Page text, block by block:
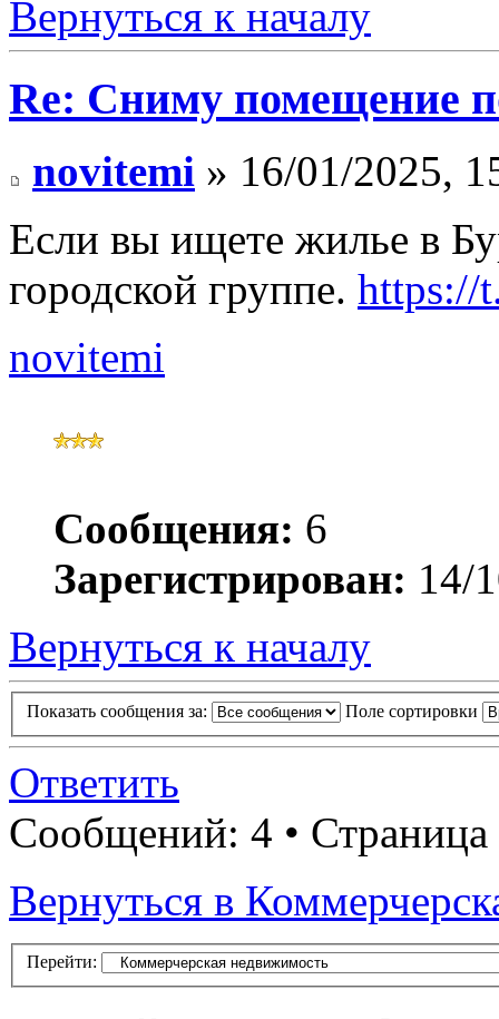
Вернуться к началу
Re: Сниму помещение
novitemi » 16/01/2025,
Если вы ищете жилье в
городской группе. https://
novitemi
Сообщения: 6
Зарегистрирован: 14/
Вернуться к началу
Показать сообщения за: Поле сортировки
Ответить
Сообщений: 4 • Страница
Вернуться в
Перейти: